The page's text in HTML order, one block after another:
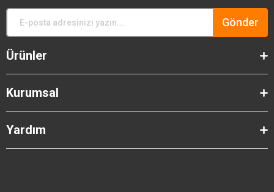
Gönder
Ürünler
Kurumsal
Yardım